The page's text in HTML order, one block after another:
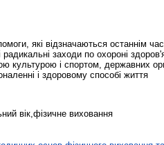
які відзначаються останнім
заходи по охороні
і спортом, державних
і здоровому способі життя
вік,фізичне виховання